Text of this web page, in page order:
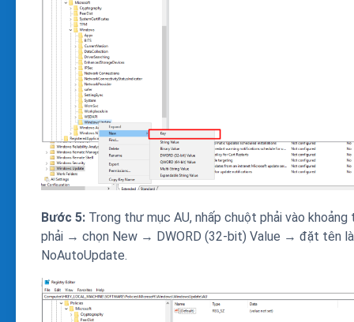
Bước 5: Trong thư mục AU, nhấp chuột phải vào khoảng
phải → chọn New → DWORD (32-bit) Value → đặt tên là
NoAutoUpdate.